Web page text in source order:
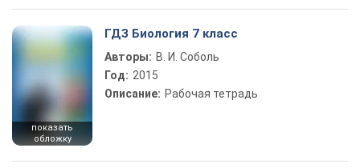
показать
обложку
ГДЗ Биология 7 класс
Авторы: В. И. Соболь
Год: 2015
Описание: Рабочая тетрадь